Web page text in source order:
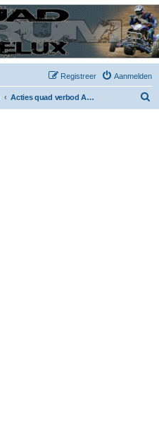
Aanmelden
Registreer
Acties quad verbod Antwerpen en andere